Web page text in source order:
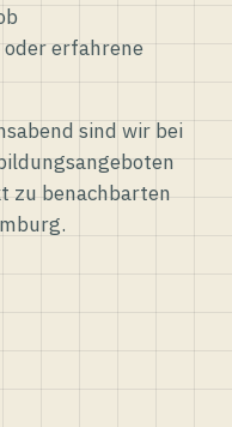
erfahrene
sind wir bei
zu benachbarten